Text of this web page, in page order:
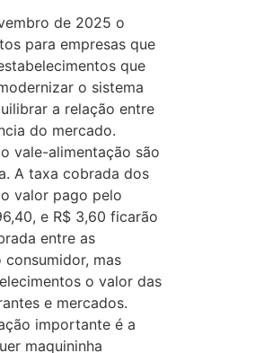
de 2025 o
para empresas que
que
o sistema
a relação entre
do mercado.
vale-alimentação são
A taxa cobrada dos
valor pago pelo
e R$ 3,60 ficarão
entre as
mas
o valor das
e mercados.
importante é a
maquininha